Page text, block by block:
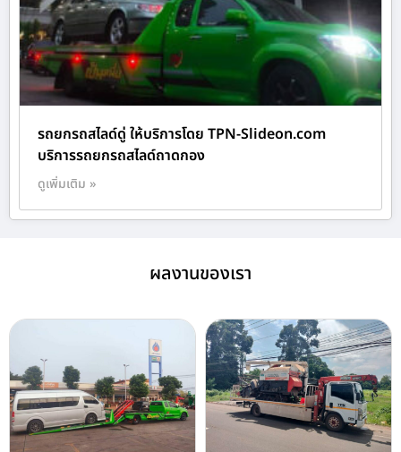
รถยกรถสไลด์ดู่ ให้บริการโดย TPN-Slideon.com
บริการรถยกรถสไลด์ถาดกอง
ดูเพิ่มเติม »
ผลงานของเรา